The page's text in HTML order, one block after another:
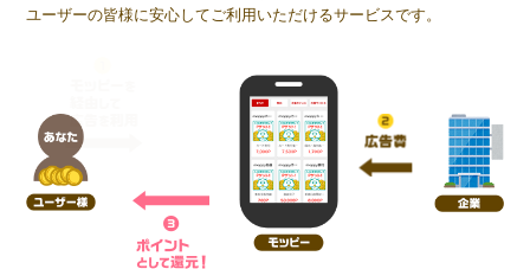
ユーザーの皆様に安心してご利用いただけるサービスです。